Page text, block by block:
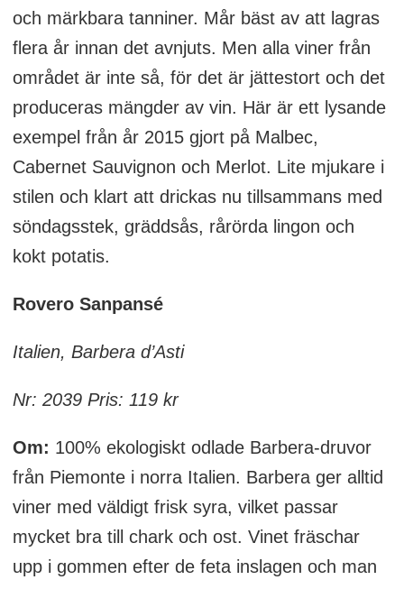
och märkbara tanniner. Mår bäst av att lagras
flera år innan det avnjuts. Men alla viner från
området är inte så, för det är jättestort och det
produceras mängder av vin. Här är ett lysande
exempel från år 2015 gjort på Malbec,
Cabernet Sauvignon och Merlot. Lite mjukare i
stilen och klart att drickas nu tillsammans med
söndagsstek, gräddsås, rårörda lingon och
kokt potatis.
Rovero Sanpansé
Italien, Barbera d’Asti
Nr: 2039 Pris: 119 kr
Om: 100% ekologiskt odlade Barbera-druvor
från Piemonte i norra Italien. Barbera ger alltid
viner med väldigt frisk syra, vilket passar
mycket bra till chark och ost. Vinet fräschar
upp i gommen efter de feta inslagen och man